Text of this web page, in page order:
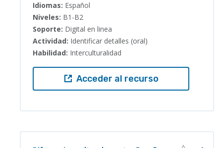
Idiomas: Español
Niveles: B1-B2
Soporte: Digital en linea
Actividad: Identificar detalles (oral)
Habilidad: Interculturalidad
Acceder al recurso